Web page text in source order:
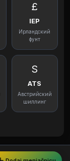
£
IEP
Ирландский
фунт
S
ATS
Австрийский
шиллинг